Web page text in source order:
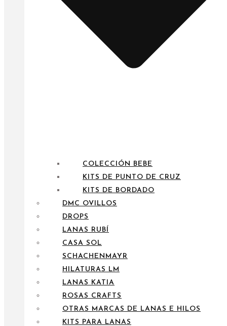
COLECCIÓN BEBE
KITS DE PUNTO DE CRUZ
KITS DE BORDADO
DMC OVILLOS
DROPS
LANAS RUBÍ
CASA SOL
SCHACHENMAYR
HILATURAS LM
LANAS KATIA
ROSAS CRAFTS
OTRAS MARCAS DE LANAS E HILOS
KITS PARA LANAS